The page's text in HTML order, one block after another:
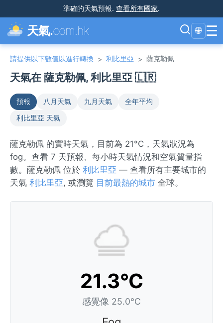
準確的天氣預報. 查看所有國家.
天氣.com.hk 🌐 ☰
請提供以下數值以進行轉換 > 利比里亞 > 薩克勒佩
天氣在 薩克勒佩, 利比里亞 🇱🇷
預報 八月天氣 九月天氣
全年平均
利比里亞 天氣
薩克勒佩 的實時天氣，目前為 21°C，天氣狀況為
fog。查看 7 天預報、每小時天氣情況和空氣質量指
數。薩克勒佩 位於 利比里亞 — 查看所有主要城市的
天氣 利比里亞, 或瀏覽 目前最熱的城市 全球。
21.3°C
感覺像 25.0°C